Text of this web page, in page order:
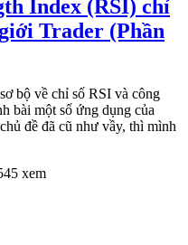
Index (RSI) chỉ
Trader (Phần
bộ về chỉ số RSI và công
bài một số ứng dụng của
đề đã cũ như vầy, thì mình
xem